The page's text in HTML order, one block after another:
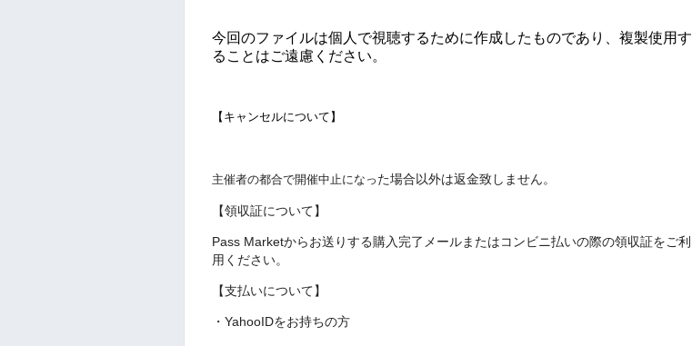
今回のファイルは個人で視聴するために作成したものであり、複製使用す
ることはご遠慮ください。
【キャンセルについて】
主催者の都合で開催中止になっ た場合以外は返金致しません。
【領収証について】
Pass Marketからお送りする購入完了メールまたはコンビニ払いの際の領収証をご利
用ください。
【支払いについて】
・YahooIDをお持ちの方